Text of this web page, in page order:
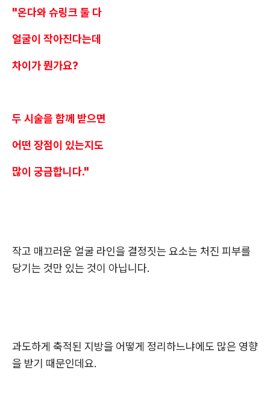
"온다와 슈링크 둘 다
얼굴이 작아진다는데
차이가 뭔가요?
두 시술을 함께 받으면
어떤 장점이 있는지도
많이 궁금합니다."
작고 매끄러운 얼굴 라인을 결정짓는 요소는 처진 피부를
당기는 것만 있는 것이 아닙니다.
과도하게 축적된 지방을 어떻게 정리하느냐에도 많은 영향
을 받기 때문인데요.